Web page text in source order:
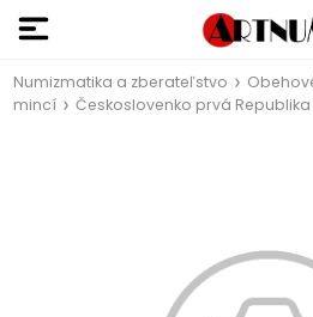
Numizmatika a zberateľstvo
mincí
Českoslovenko prvá Republika